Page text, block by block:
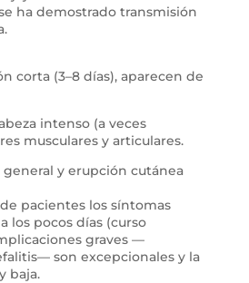
ha demostrado transmisión
corta (3–8 días), aparecen de
intenso (a veces
musculares y articulares.
general y erupción cutánea
pacientes los síntomas
los pocos días (curso
graves —
son excepcionales y la
baja.